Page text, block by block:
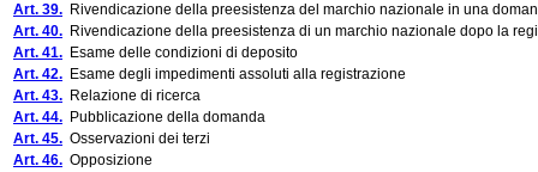
Art. 39. Rivendicazione della preesistenza del marchio nazionale in una
Art. 40. Rivendicazione della preesistenza di un marchio nazionale dopo la
Art. 41. Esame delle condizioni di deposito
Art. 42. Esame degli impedimenti assoluti alla registrazione
Art. 43. Relazione di ricerca
Art. 44. Pubblicazione della domanda
Art. 45. Osservazioni dei terzi
Art. 46. Opposizione